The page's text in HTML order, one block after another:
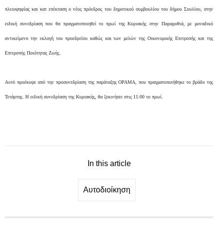
πλειοψηφίας και κατ επέκταση ο νέος πρόεδρος του δημοτικού συμβουλίου του δήμου Σουλίου, στην
ειδική συνεδρίαση που θα πραγματοποιηθεί το πρωί της Κυριακής στην Παραμυθιά, με μοναδικό
αντικείμενο την εκλογή του προεδρείου καθώς και των μελών της Οικονομικής Επιτροπής και της
Επιτροπής Ποιότητας Ζωής.
Αυτό προέκυψε από την προσυνεδρίαση της παράταξης ΟΡΑΜΑ, που πραγματοποιήθηκε το βράδυ της
Τετάρτης. H ειδική συνεδρίαση της Κυριακής, θα ξεκινήσει στις 11:00 το πρωί.
In this article
Αυτοδιοίκηση